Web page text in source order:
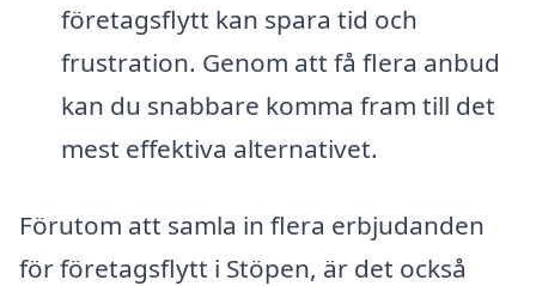
företagsflytt kan spara tid och
frustration. Genom att få flera anbud
kan du snabbare komma fram till det
mest effektiva alternativet.
Förutom att samla in flera erbjudanden
för företagsflytt i Stöpen, är det också